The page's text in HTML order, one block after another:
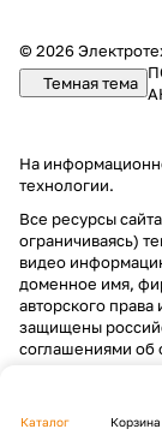
Каталог Корзина
© 2026
Темная тема
На
технологии.
Все ресурсы
ограничиваясь)
видео
доменное имя,
авторского права
защищены
соглашениями об